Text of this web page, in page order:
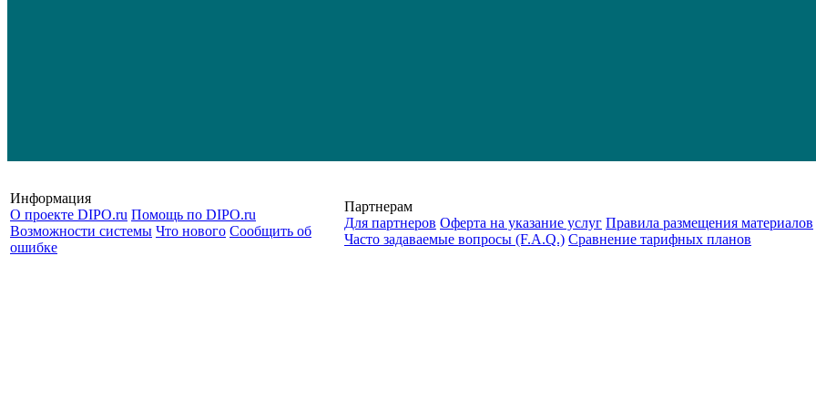
Информация
О проекте DIPO.ru Помощь по DIPO.ru
Возможности системы Что нового Сообщить об
ошибке
Партнерам
Для партнеров Оферта на указание услуг Правила размещения материалов
Часто задаваемые вопросы (F.A.Q.) Cравнение тарифных планов